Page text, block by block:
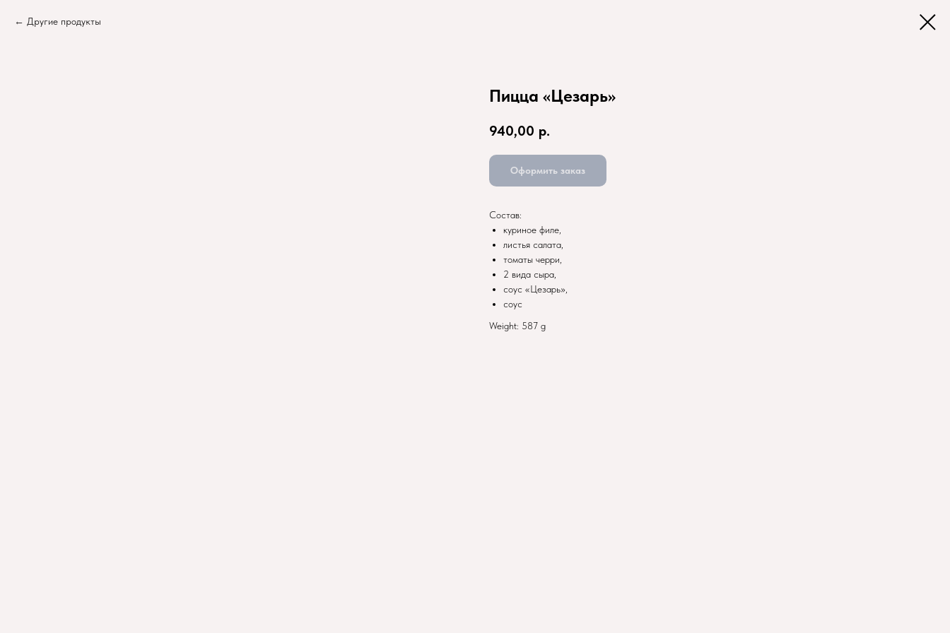
Другие продукты
Пицца «Цезарь»
940,00 р.
Оформить заказ
Состав:
куриное филе,
листья салата,
томаты черри,
2 вида сыра,
соус «Цезарь»,
соус
Weight: 587 g